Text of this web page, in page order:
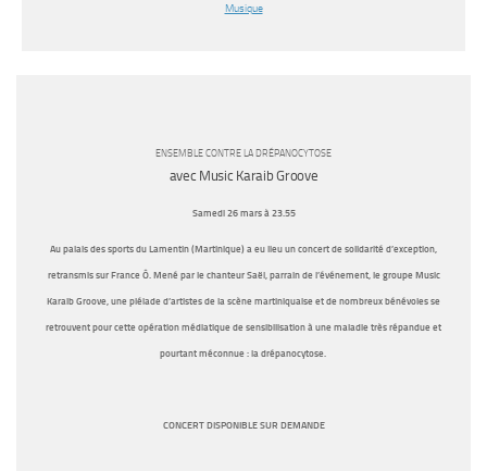
Musique
ENSEMBLE CONTRE LA DRÉPANOCYTOSE
avec Music Karaib Groove
Samedi 26 mars à 23.55
Au palais des sports du Lamentin (Martinique) a eu lieu un concert de solidarité d’exception,
retransmis sur France Ô. Mené par le chanteur Saël, parrain de l’événement, le groupe Music
Karaib Groove, une pléiade d’artistes de la scène martiniquaise et de nombreux bénévoles se
retrouvent pour cette opération médiatique de sensibilisation à une maladie très répandue et
pourtant méconnue : la drépanocytose.
CONCERT DISPONIBLE SUR DEMANDE